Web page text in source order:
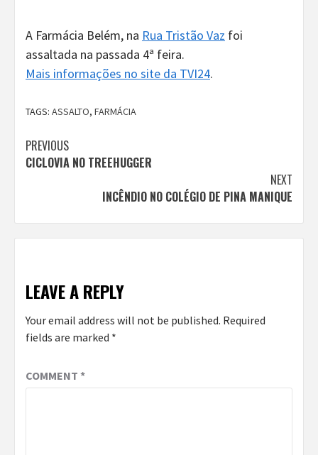
A Farmácia Belém, na Rua Tristão Vaz foi
assaltada na passada 4ª feira.
Mais informações no site da TVI24.
TAGS: ASSALTO, FARMÁCIA
Continue
Reading
PREVIOUS
CICLOVIA NO TREEHUGGER
NEXT
INCÊNDIO NO COLÉGIO DE PINA MANIQUE
LEAVE A REPLY
Your email address will not be published. Required
fields are marked *
COMMENT *